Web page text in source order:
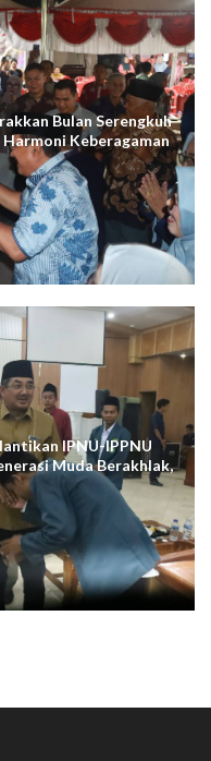
Bulan Serengkuh
Keberagaman
Tungkal
IPNU-IPPNU
Muda Berakhlak,
Saing